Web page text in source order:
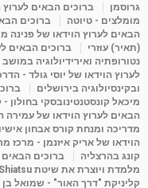
פנינה מתוק - מרכז "נתיב
מדיטציה-התחדשות
Shahar-vod
גרוסמן
ברוכים הבאים לערוץ
מומלצים - טיוטה
ברוכים
הבאים לערוץ הוידאו של פנינה
(תאיר) עוזרי
ברוכים הבאים
נטורופתיה ואירידיולוגיה
לערוץ הוידאו של יוסי גולד -
ובקינסיולוגיה בירושלים
מיכאל קונסטנטינובסקי בחולון -
הבאים לערוץ הוידאו של
מדריכה ומנחת קורס אבחון
הוידאו של אריק איזנמן - מרכז
קונג בהרצליה
ברוכים
מלמדת ויוצרת את שיטת Iro Shiatsu
קליניקת "דרך האור" - שמואל